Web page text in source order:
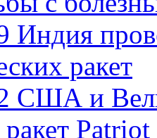
Индия
ракет
США и
ракет